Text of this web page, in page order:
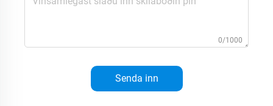
0/1000
Senda inn